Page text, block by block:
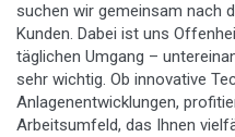
suchen wir gemeinsam nach
Kunden. Dabei ist uns
täglichen Umgang –
sehr wichtig. Ob innovative
Anlagenentwicklungen,
Arbeitsumfeld, das Ihnen